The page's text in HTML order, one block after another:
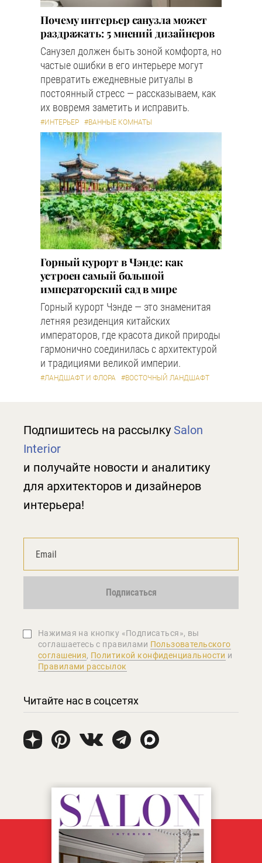
Почему интерьер санузла может
раздражать: 5 мнений дизайнеров
Санузел должен быть зоной комфорта, но
частые ошибки в его интерьере могут
превратить ежедневные ритуалы в
постоянный стресс — рассказываем, как
их вовремя заметить и исправить.
#ИНТЕРЬЕР #ВАННЫЕ КОМНАТЫ
Горный курорт в Чэнде: как
устроен самый большой
императорский сад в мире
Горный курорт Чэнде — это знаменитая
летняя резиденция китайских
императоров, где красота дикой природы
гармонично соединилась с архитектурой
и традициями великой империи.
#ЛАНДШАФТ И ФЛОРА #ВОСТОЧНЫЙ ЛАНДШАФТ
Подпишитесь на рассылку Salon
Interior
и получайте новости и аналитику
для архитекторов и дизайнеров
интерьера!
Подписаться
Нажимая на кнопку «Подписаться», вы
соглашаетеcь с правилами Пользовательского
соглашения, Политикой конфиденциальности и
Правилами рассылок
Читайте нас в соцсетях